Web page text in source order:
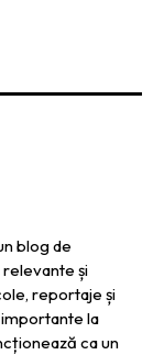
blog de
și
reportaje și
la
ca un